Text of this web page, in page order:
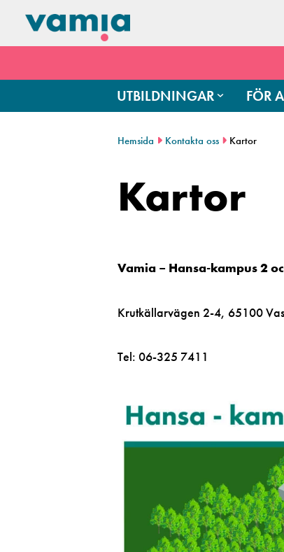
UTBILDNINGAR FÖR
Hemsida Kontakta oss Kartor
Kartor
Vamia – Hansa-kampus 2
Krutkällarvägen 2-4, 65100
Tel: 06-325 7411